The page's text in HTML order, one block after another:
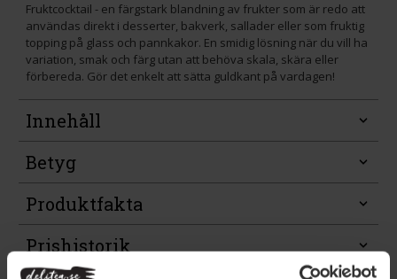
Fruktcocktail - en färgstark blandning av frukter som är redo att
användas direkt i desserter, bakverk, sallader eller som fruktig
topping på glass och pannkakor. En smidig lösning när du vill ha
variation, smak och färg utan att behöva skala, skära eller
förbereda. Gör det enkelt att sätta guldkant på vardagen!
Innehåll
Betyg
Produktfakta
Prishistorik